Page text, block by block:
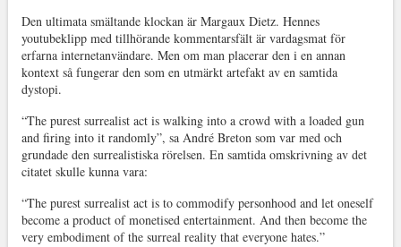
Den ultimata smältande klockan är Margaux Dietz. Hennes
youtubeklipp med tillhörande kommentarsfält är vardagsmat för
erfarna internetanvändare. Men om man placerar den i en annan
kontext så fungerar den som en utmärkt artefakt av en samtida
dystopi.
“The purest surrealist act is walking into a crowd with a loaded gun
and firing into it randomly”, sa André Breton som var med och
grundade den surrealistiska rörelsen. En samtida omskrivning av det
citatet skulle kunna vara:
“The purest surrealist act is to commodify personhood and let oneself
become a product of monetised entertainment. And then become the
very embodiment of the surreal reality that everyone hates.”